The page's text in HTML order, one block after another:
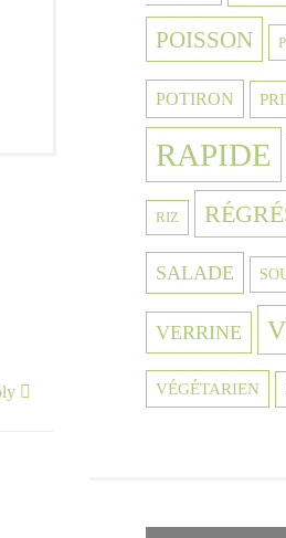
POISSON
POTIRON
RAPIDE
RIZ
SALADE
VERRINE
VÉGÉTARIEN